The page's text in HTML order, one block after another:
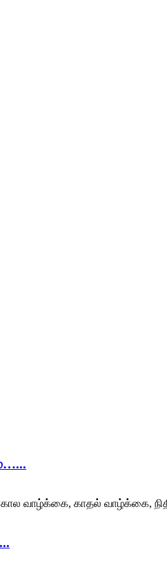
வாழ்க்கை, காதல் வாழ்க்கை,